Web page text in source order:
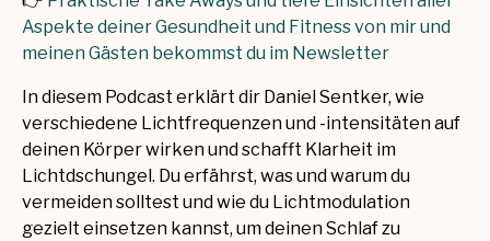
Aspekte deiner Gesundheit und Fitness von mir und
meinen Gästen bekommst du im Newsletter
In diesem Podcast erklärt dir Daniel Sentker, wie
verschiedene Lichtfrequenzen und -intensitäten auf
deinen Körper wirken und schafft Klarheit im
Lichtdschungel. Du erfährst, was und warum du
vermeiden solltest und wie du Lichtmodulation
gezielt einsetzen kannst, um deinen Schlaf zu